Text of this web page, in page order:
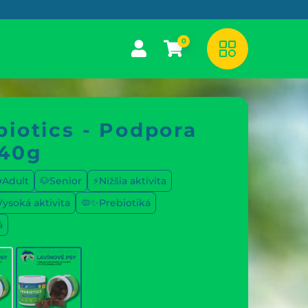
0
- Podpora
🐶Senior
⚡Nižšia aktivita
aktivita
🦠✨Prebiotiká